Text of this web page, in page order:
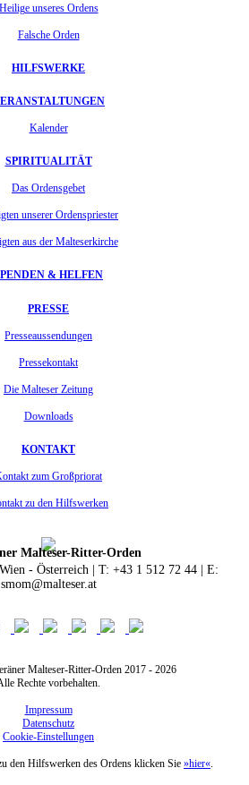
Heilige unseres Ordens
Falsche Orden
HILFSWERKE
Kalender
SPIRITUALITÄT
Das Ordensgebet
unserer Ordenspriester
aus der Malteserkirche
& HELFEN
PRESSE
Presseaussendungen
Pressekontakt
Die Malteser Zeitung
Downloads
KONTAKT
zum Großpriorat
zu den Hilfswerken
Malteser-Ritter-Orden
Wien - Österreich | T: +43 1 512 72 44 | E:
smom@malteser.at
Malteser-Ritter-Orden 2017 - 2026
Rechte vorbehalten.
Impressum
Datenschutz
Cookie-Einstellungen
den Hilfswerken des Ordens klicken Sie »hier«.